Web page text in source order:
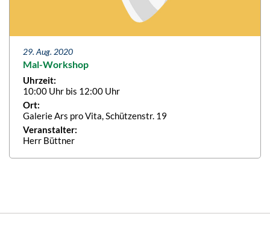
29. Aug. 2020
Mal-Workshop
Uhrzeit:
10:00 Uhr bis 12:00 Uhr
Ort:
Galerie Ars pro Vita, Schützenstr. 19
Veranstalter:
Herr Büttner